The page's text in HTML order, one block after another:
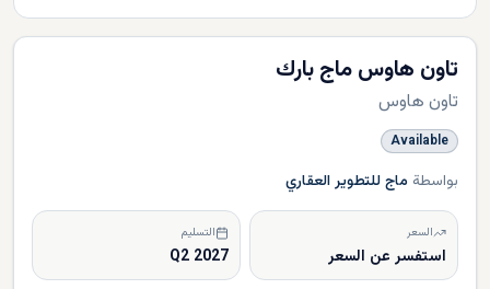
تاون هاوس ماج بارك
تاون هاوس
Available
بواسطة ماج للتطوير العقاري
السعر
استفسر عن السعر
التسليم
Q2 2027